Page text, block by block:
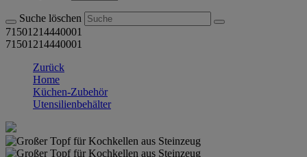
Suche löschen
71501214440001
71501214440001
Zurück
Home
Küchen-Zubehör
Utensilienbehälter